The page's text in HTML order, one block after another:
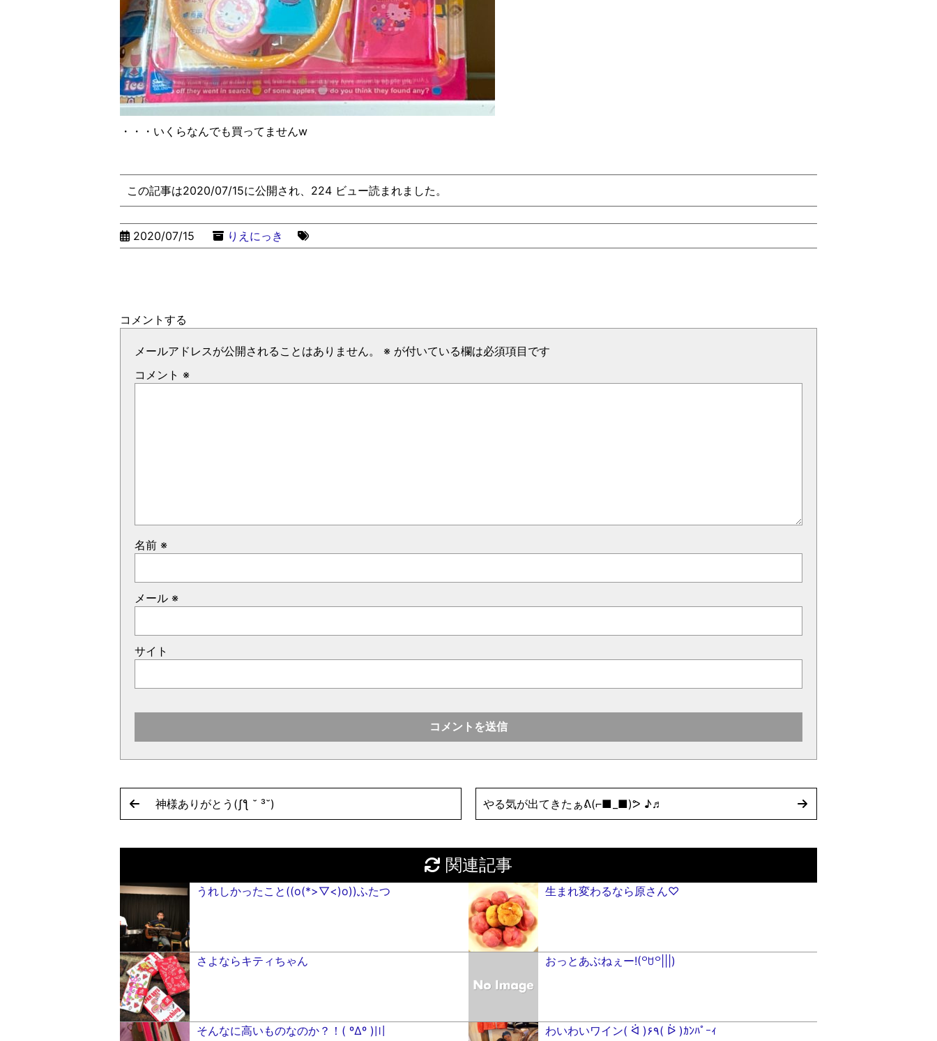
・・・いくらなんでも買ってませんw
この記事は2020/07/15に公開され、224 ビュー読まれました。
2020/07/15 りえにっき
コメントする
メールアドレスが公開されることはありません。 ※ が付いている欄は必須項目です
コメント ※
名前 ※
メール ※
サイト
神様ありがとう(ʃƪ ˘ ³˘) やる気が出てきたぁᕕ(⌐■_■)ᕗ ♪♬
関連記事
うれしかったこと((o(*>▽︎<)o))ふたつ 生まれ変わるなら原さん♡
さよならキティちゃん おっとあぶねぇー!(꒪ꇴ꒪|||)
そんなに高いものなのか？！( ºΔº )〣 わいわいワイン( ᐛ )۶٩( ᐖ )ｶﾝﾊﾟｰｨ